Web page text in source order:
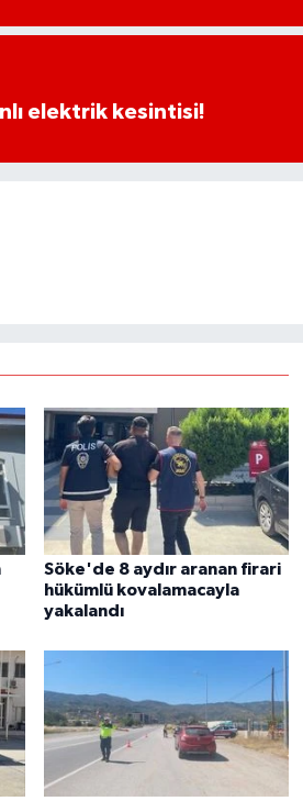
elektrik kesintisi!
Söke'de 8 aydır aranan firari
hükümlü kovalamacayla
yakalandı